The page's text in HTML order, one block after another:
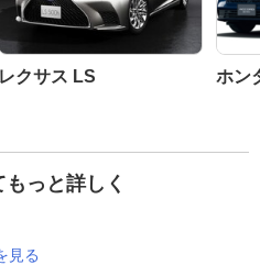
レクサス LS ホン
っと詳しく
見る